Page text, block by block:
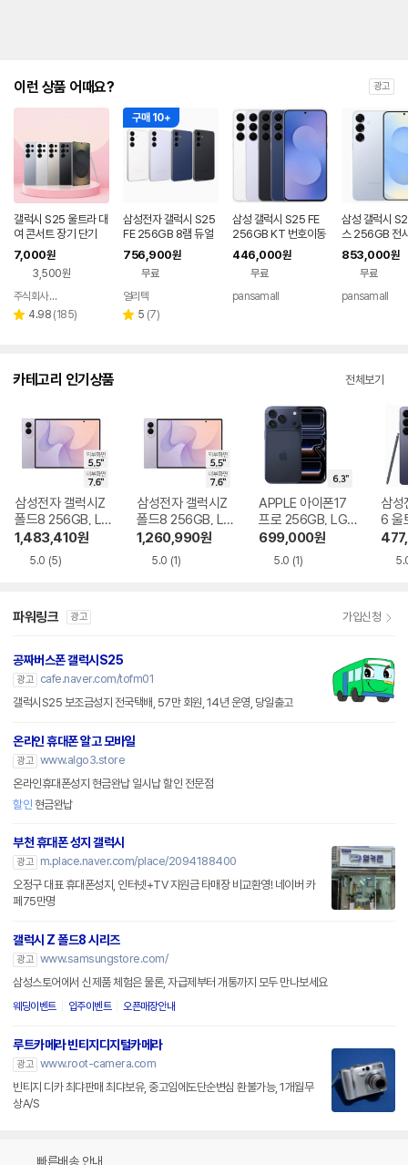
는
대
략
인
을
안
내
를
나
타
는
표
이런 상품 어때요? 광고
갤럭시 S25 울트라 대
여 콘서트 장기 단기
7,000원
3,500원
페이
주식회사 폰빌리지
별 4.98 리
(185)
구매 10+
삼성전자 갤럭시 S25
FE 256GB 8램 듀얼
심 + eSIM 5G 자급제
폰 구매자납부
756,900원
무료
얼리텍
별 5 리
(7)
삼성 갤럭시 S25 FE
256GB KT 번호이동
공시지원 완납
446,000원
무료
pansamall
삼성 갤럭시
스 256GB 전
번호이동 완납
제
853,000원
무료
pansamall
카테고리 인기상품 전체보기
삼성전자 갤럭시Z
폴드8 256GB, LG
U+ 기기변경 완납
1,483,410원
5.0 (5)
삼성전자 갤럭시Z
폴드8 256GB, LG
U+ 번호이동 완납
1,260,990원
5.0 (1)
APPLE 아이폰17
프로 256GB, LG U
+ 번호이동 완납
699,000원
5.0 (1)
삼성
6 울
LG
파워링크 광고 가입신청
공짜버스폰 갤럭시S25
광고
cafe.naver.com/tofm01
갤럭시S25 보조금성지 전국택배, 57만 회원, 14년 운영, 당일출고
온라인 휴대폰 알고 모바일
광고 www.algo3.store
온라인휴대폰성지 현금완납 일시납 할인 전문점
할인 현금완납
부천 휴대폰 성지 갤럭시
광고
m.place.naver.com/place/2094188400
오정구 대표 휴대폰성지, 인터넷+TV 지원금 타매장 비교환영! 네이버 카
페75만명
갤럭시 Z 폴드8 시리즈
광고 www.samsungstore.com/
삼성스토어에서 신제품 체험은 물론, 자급제부터 개통까지 모두 만나보세요
웨딩이벤트 입주이벤트 오픈매장안내
루트카메라 빈티지디지털카메라
광고 www.root-camera.com
빈티지 디카 최댜판매 최댜보유, 중고임에도단순변심 환불가능, 1개월무
상A/S
빠른배송 안내